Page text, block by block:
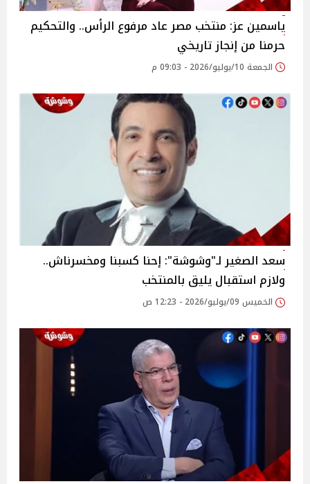
ياسمين عز: منتخب مصر عاد مرفوع الرأس.. والتحكيم
حرمنا من إنجاز تاريخي
الجمعة 10/يوليو/2026 - 09:03 م
سعد الصغير لـ"وشوشة": إحنا كسبنا ومخسرناش..
ولازم استقبال يليق بالمنتخب
الخميس 09/يوليو/2026 - 12:23 ص